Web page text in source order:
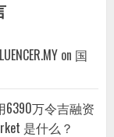
on 国
6390万令吉融资
是什么？